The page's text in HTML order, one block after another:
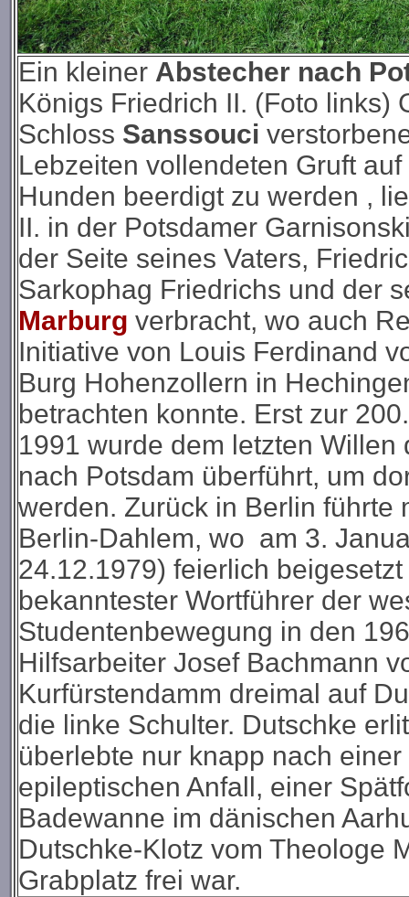
Ein kleiner Abstecher nach
Königs Friedrich II. (Foto links)
Schloss Sanssouci
Lebzeiten vollendeten Gruft
Hunden beerdigt zu werden ,
II. in der Potsdamer
der Seite seines Vaters,
Sarkophag Friedrichs und der
Marburg verbracht, wo auch
Initiative von Louis Ferdinand
Burg Hohenzollern in
betrachten konnte. Erst zur
1991 wurde dem letzten
nach Potsdam überführt, um
werden. Zurück in Berlin führte
Berlin-Dahlem, wo am 3.
24.12.1979) feierlich
bekanntester Wortführer der
Studentenbewegung in den
Hilfsarbeiter Josef Bachmann
Kurfürstendamm dreimal auf
die linke Schulter. Dutschke
überlebte nur knapp nach
epileptischen Anfall, einer
Badewanne im dänischen
Dutschke-Klotz vom Theologe
Grabplatz frei war.